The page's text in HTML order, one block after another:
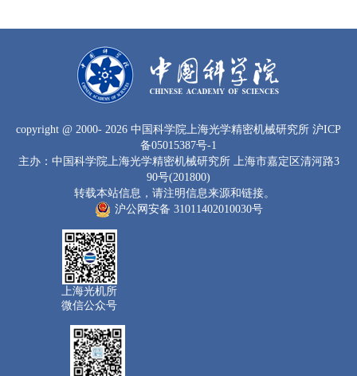
copyright @ 2000- 2026 中国科学院上海光学精密机械研究所 沪ICP
备05015387号-1
主办：中国科学院上海光学精密机械研究所 上海市嘉定区清河路3
90号(201800)
转载本站信息，请注明信息来源和链接。
沪公网安备 31011402010030号
上海光机所
微信公众号